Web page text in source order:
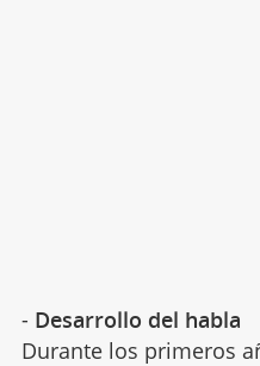
- Desarrollo del habla
Durante los primeros